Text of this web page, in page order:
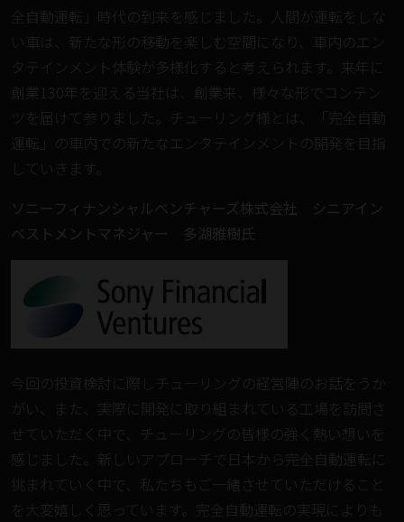
全自動運転」時代の到来を感じました。人間が運転をしな
い車は、新たな形の移動を楽しむ空間になり、車内のエン
タテインメント体験が多様化すると考えられます。来年に
創業130年を迎える当社は、創業来、様々な形でコンテン
ツを届けて参りました。チューリング様とは、「完全自動
運転」の車内での新たなエンタテインメントの開発を目指
していきます。
ソニーフィナンシャルベンチャーズ株式会社 シニアイン
ベストメントマネジャー 多湖雅樹氏
今回の投資検討に際しチューリングの経営陣のお話をうか
がい、また、実際に開発に取り組まれている工場を訪問さ
せていただく中で、チューリングの皆様の強く熱い想いを
感じました。新しいアプローチで日本から完全自動運転に
挑まれていく中で、私たちもご一緒させていただけること
を大変嬉しく思っています。完全自動運転の実現によりも